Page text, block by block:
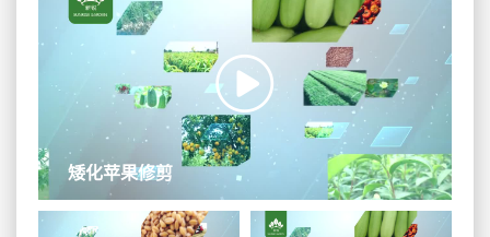
矮化苹果修剪